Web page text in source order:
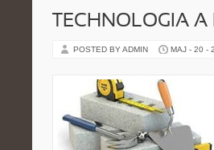
TECHNOLOGIA A
POSTED BY ADMIN MAJ - 20 -